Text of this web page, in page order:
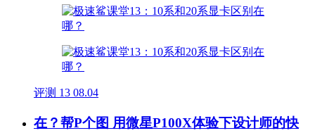
评测 13 08.04
在？帮P个图 用微星P100X体验下设计师的快